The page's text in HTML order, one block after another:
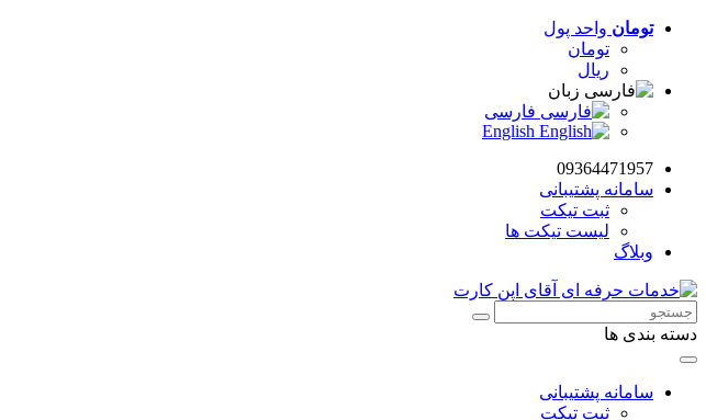
تومان واحد پول
تومان
ریال
زبان
فارسی
09364471957
سامانه پشتیبانی
ثبت تیکت
لیست تیکت ها
وبلاگ
دسته بندی ها
سامانه پشتیبانی
ثبت تیکت